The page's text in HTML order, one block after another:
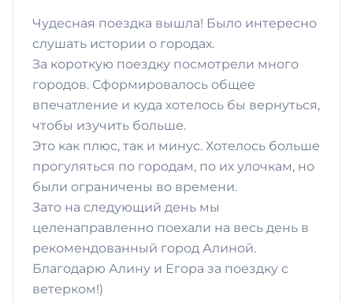
Чудесная поездка вышла! Было интересно
слушать истории о городах.
За короткую поездку посмотрели много
городов. Сформировалось общее
впечатление и куда хотелось бы вернуться,
чтобы изучить больше.
Это как плюс, так и минус. Хотелось больше
прогуляться по городам, по их улочкам, но
были ограничены во времени.
Зато на следующий день мы
целенаправленно поехали на весь день в
рекомендованный город Алиной.
Благодарю Алину и Егора за поездку с
ветерком!)